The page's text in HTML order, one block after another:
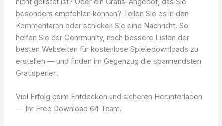
nicht gelistet ist? Oder ein Gratis-Angebot, das Sie
besonders empfehlen können? Teilen Sie es in den
Kommentaren oder schicken Sie eine Nachricht. So
helfen Sie der Community, noch bessere Listen der
besten Webseiten für kostenlose Spieledownloads zu
erstellen — und finden im Gegenzug die spannendsten
Gratisperlen.
Viel Erfolg beim Entdecken und sicheren Herunterladen
— Ihr Free Download 64 Team.